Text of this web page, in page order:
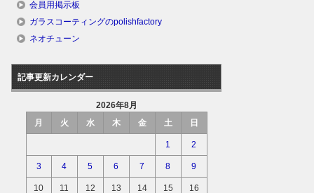
会員用掲示板
ガラスコーティングのpolishfactory
ネオチューン
記事更新カレンダー
2026年8月
月
火 水 木 金 土 日
1 2
3 4 5 6 7 8 9
10 11 12 13 14 15 16